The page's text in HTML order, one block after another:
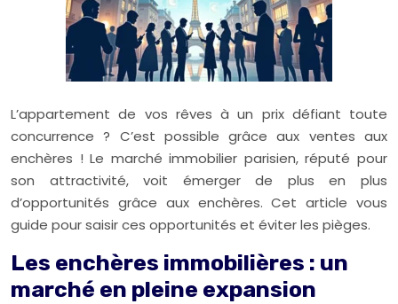
L’appartement de vos rêves à un prix défiant toute
concurrence ? C’est possible grâce aux ventes aux
enchères ! Le marché immobilier parisien, réputé pour
son attractivité, voit émerger de plus en plus
d’opportunités grâce aux enchères. Cet article vous
guide pour saisir ces opportunités et éviter les pièges.
Les enchères immobilières : un
marché en pleine expansion